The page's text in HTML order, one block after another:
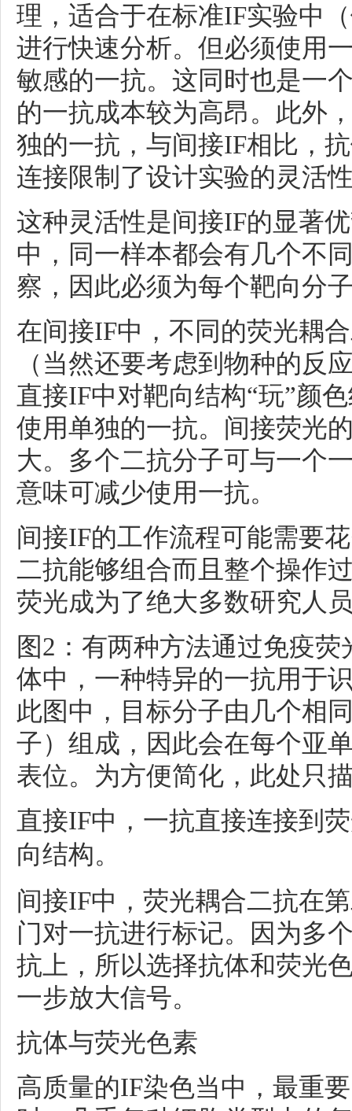
理，适合于在标准IF实验中
进行快速分析。但必须使用
敏感的一抗。这同时也是一
的一抗成本较为高昂。此外
独的一抗，与间接IF相比，
连接限制了设计实验的灵活
这种灵活性是间接IF的显著
中，同一样本都会有几个不
察，因此必须为每个靶向分
在间接IF中，不同的荧光耦
（当然还要考虑到物种的反
直接IF中对靶向结构“玩”颜
使用单独的一抗。间接荧光
大。多个二抗分子可与一个
意味可减少使用一抗。
间接IF的工作流程可能需要
二抗能够组合而且整个操作
荧光成为了绝大多数研究人
图2：有两种方法通过免疫
体中，一种特异的一抗用于
此图中，目标分子由几个相
子）组成，因此会在每个亚
表位。为方便简化，此处只
直接IF中，一抗直接连接到
向结构。
间接IF中，荧光耦合二抗在
门对一抗进行标记。因为多
抗上，所以选择抗体和荧光
一步放大信号。
抗体与荧光色素
高质量的IF染色当中，最重